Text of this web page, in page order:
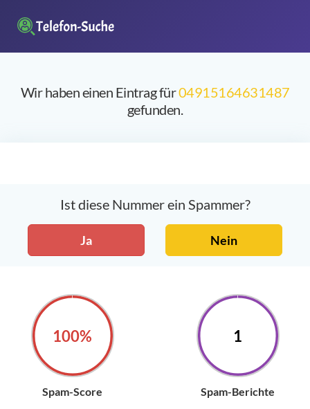
Wir haben einen Eintrag für04915164631487
gefunden.
Ist diese Nummer ein Spammer?
Ja Nein
100%
Spam-Score
1
Spam-Berichte